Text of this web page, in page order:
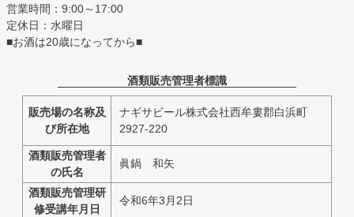
営業時間：9:00～17:00
定休日：水曜日
■お酒は20歳になってから■
酒類販売管理者標識
販売場の名称及
び所在地
ナギサビール株式会社西牟婁郡白浜町
2927-220
酒類販売管理者
の氏名
眞鍋 和矢
酒類販売管理研
修受講年月日
令和6年3月2日